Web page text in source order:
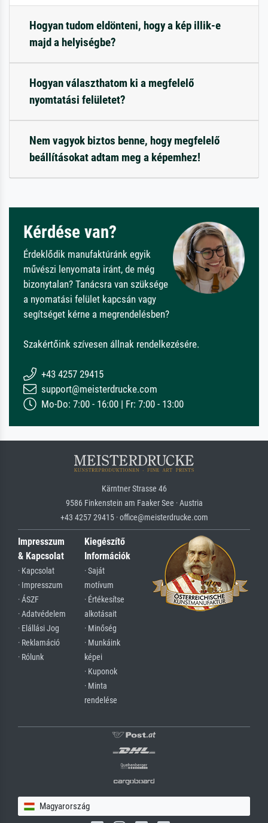
Hogyan tudom eldönteni, hogy a kép illik-e
majd a helyiségbe?
Hogyan választhatom ki a megfelelő
nyomtatási felületet?
Nem vagyok biztos benne, hogy megfelelő
beállításokat adtam meg a képemhez!
Kérdése van?
Érdeklődik manufaktúránk egyik
művészi lenyomata iránt, de még
bizonytalan? Tanácsra van szüksége
a nyomatási felület kapcsán vagy
segítséget kérne a megrendelésben?
Szakértőink szívesen állnak rendelkezésére.
+43 4257 29415
support@meisterdrucke.com
Mo-Do: 7:00 - 16:00 | Fr: 7:00 - 13:00
Kärntner Strasse 46
9586 Finkenstein am Faaker See · Austria
+43 4257 29415 · office@meisterdrucke.com
Impresszum
& Kapcsolat
· Kapcsolat
· Impresszum
· ÁSZF
· Adatvédelem
· Elállási Jog
· Reklamáció
· Rólunk
Kiegészítő
Információk
· Saját
motívum
· Értékesítse
alkotásait
· Minőség
· Munkáink
képei
· Kuponok
· Minta
rendelése
Magyarország